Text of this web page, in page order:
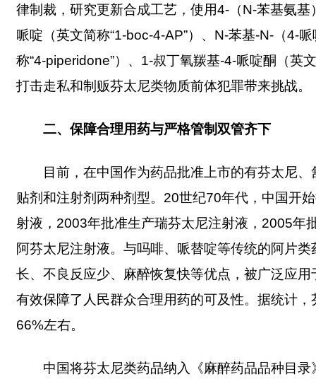
律制裁，研究更新合成工艺，使用4-（N-苯基氨
哌啶（英文简称“1-boc-4-AP”）、N-苯基-N-（4-
称“4-piperidone”）、1-叔丁氧羰基-4-哌啶酮（英
打击走私和制贩芬太尼类物质前体犯罪带来挑战。
二、保障合理用药与严格管制双管齐下
目前，在中国作为药品批准上市的有芬太尼
贴剂和注射剂两种剂型。20世纪70年代，中国开
射液，2003年批准生产瑞芬太尼注射液，2005年
阿芬太尼注射液。与吗啡、哌替啶等传统的阿片
长、不良反应少、麻醉恢复快等优点，被广泛应
有效保障了人民群众合理用药的可及性。据统计
66%左右。
中国将芬太尼类药品纳入《麻醉药品品种目